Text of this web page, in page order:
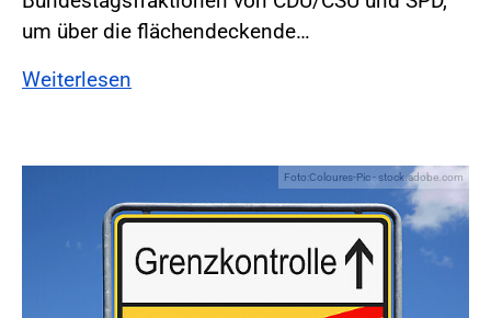
um über die flächendeckende…
Weiterlesen
Foto:Coloures-Pic - stock.adobe.com